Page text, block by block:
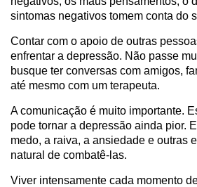
sintomas negativos tomem conta do
Contar com o apoio de outras
enfrentar a depressão. Não passe
busque ter conversas com amigos,
até mesmo com um terapeuta.
A comunicação é muito importante.
pode tornar a depressão ainda pior.
medo, a raiva, a ansiedade e outras
natural de combatê-las.
Viver intensamente cada momento